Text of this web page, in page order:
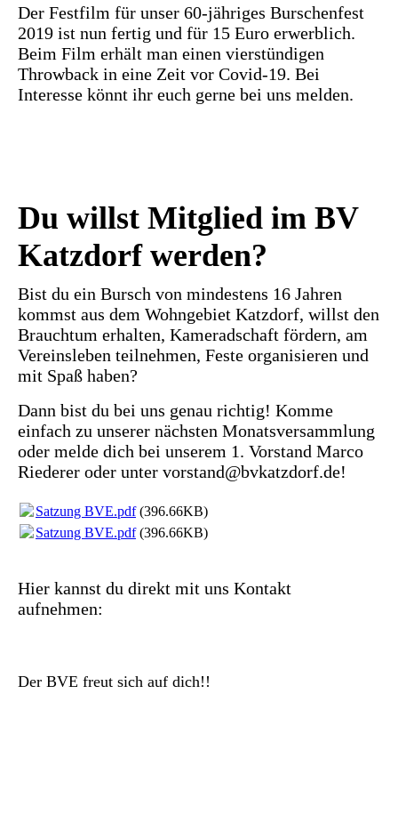
Der Festfilm für unser 60-jähriges Burschenfest
2019 ist nun fertig und für 15 Euro erwerblich.
Beim Film erhält man einen vierstündigen
Throwback in eine Zeit vor Covid-19. Bei
Interesse könnt ihr euch gerne bei uns melden.
Du willst Mitglied im BV
Katzdorf werden?
Bist du ein Bursch von mindestens 16 Jahren
kommst aus dem Wohngebiet Katzdorf, willst den
Brauchtum erhalten, Kameradschaft fördern, am
Vereinsleben teilnehmen, Feste organisieren und
mit Spaß haben?
Dann bist du bei uns genau richtig! Komme
einfach zu unserer nächsten Monatsversammlung
oder melde dich bei unserem 1. Vorstand Marco
Riederer oder unter vorstand@bvkatzdorf.de!
Satzung BVE.pdf(396.66KB)
Satzung BVE.pdf(396.66KB)
Hier kannst du direkt mit uns Kontakt
aufnehmen:
Der BVE freut sich auf dich!!